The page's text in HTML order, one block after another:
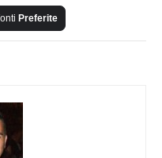
Preferite